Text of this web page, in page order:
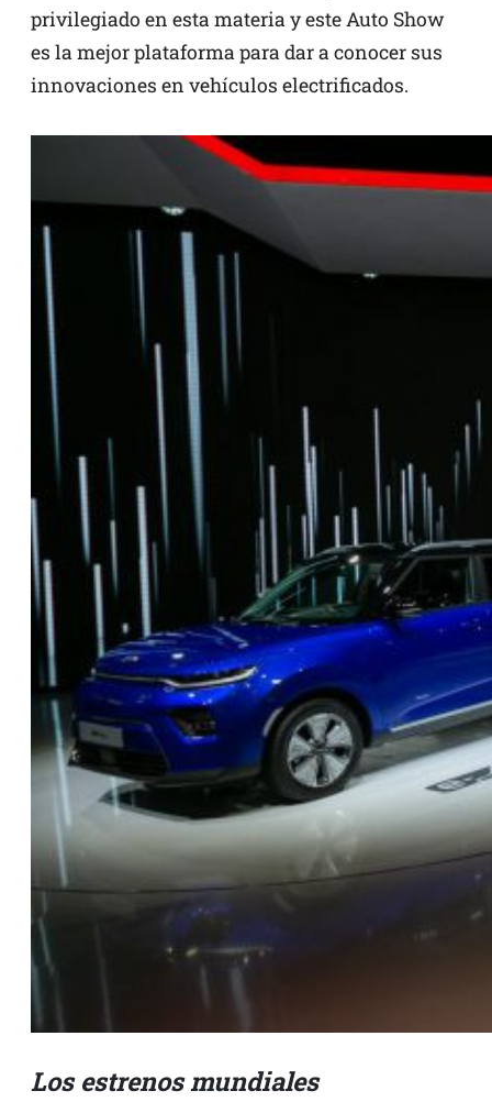
privilegiado en esta materia y este Auto Show
es la mejor plataforma para dar a conocer sus
innovaciones en vehículos electrificados.
Los estrenos mundiales